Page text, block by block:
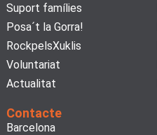
Suport famílies
Posa´t la Gorra!
RockpelsXuklis
Voluntariat
Actualitat
Contacte
Barcelona